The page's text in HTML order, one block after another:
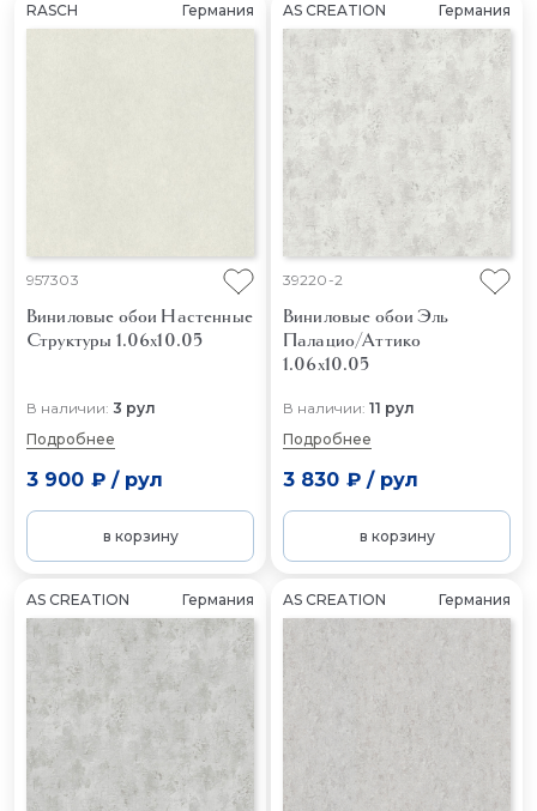
RASCH Германия
957303
Виниловые обои Настенные
Структуры 1.06x10.05
В наличии: 3 рул
Подробнее
3 900 ₽/ рул
в корзину
AS CREATION Германия
39220-2
Виниловые обои Эль
Палацио/Аттико
1.06x10.05
В наличии: 11 рул
Подробнее
3 830 ₽/ рул
в корзину
AS CREATION Германия AS CREATION Германия